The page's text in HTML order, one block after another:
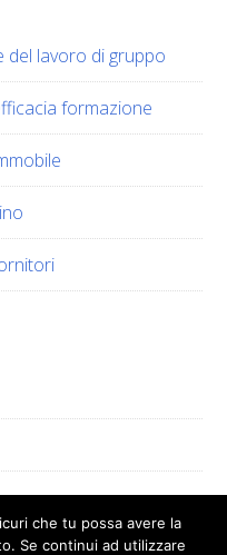
del lavoro di gruppo​​
formazione​​
che tu possa avere la
Se continui ad utilizzare